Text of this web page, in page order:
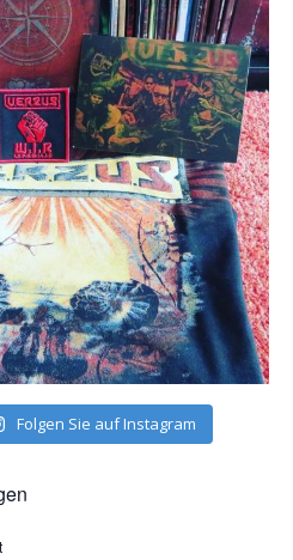
Folgen Sie auf Instagram